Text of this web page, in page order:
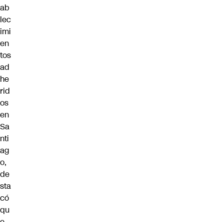
ab
lec
imi
en
tos
ad
he
rid
os
en
Sa
nti
ag
o,
de
sta
có
qu